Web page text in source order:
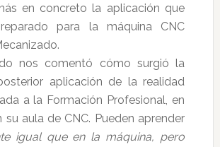
en concreto la aplicación que
para la máquina CNC
nos comentó cómo surgió la
aplicación de la realidad
a la Formación Profesional, en
su aula de CNC. Pueden aprender
igual que en la máquina, pero